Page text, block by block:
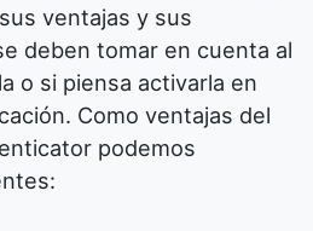
ventajas y sus
deben tomar en cuenta al
o si piensa activarla en
Como ventajas del
podemos